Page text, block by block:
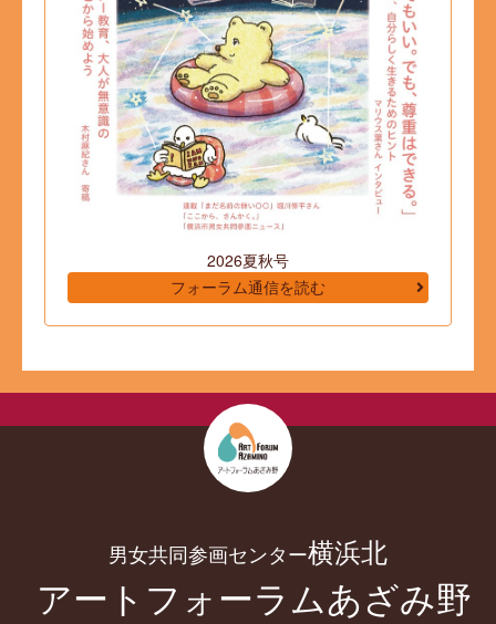
2026夏秋号
フォーラム通信を読む
男女共同参画センター横浜北
アートフォーラムあざみ野